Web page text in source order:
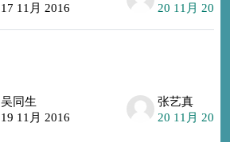
17 11月 2016 20 11月 2016
吴同生
19 11月 2016
张艺真
20 11月 2016